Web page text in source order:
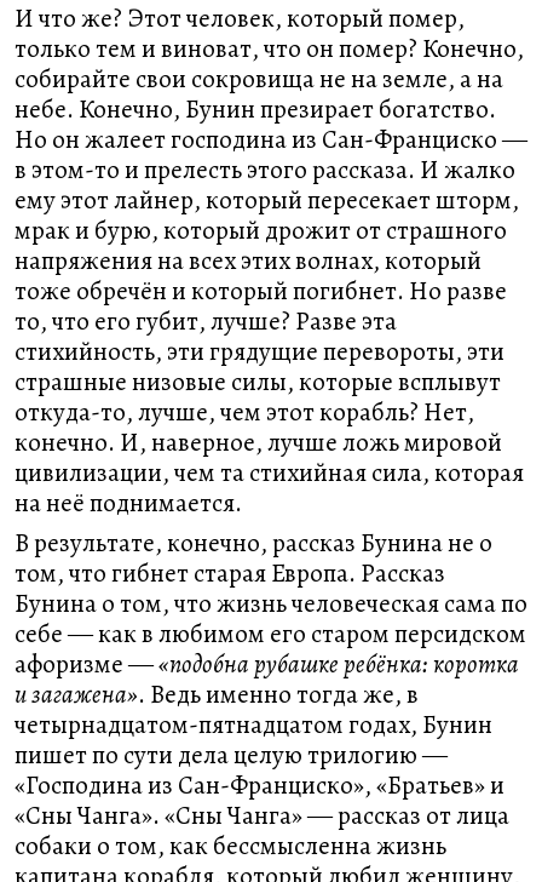
И что же? Этот человек, который помер,
только тем и виноват, что он помер? Конечно,
собирайте свои сокровища не на земле, а на
небе. Конечно, Бунин презирает богатство.
Но он жалеет господина из Сан-Франциско ―
в этом-то и прелесть этого рассказа. И жалко
ему этот лайнер, который пересекает шторм,
мрак и бурю, который дрожит от страшного
напряжения на всех этих волнах, который
тоже обречён и который погибнет. Но разве
то, что его губит, лучше? Разве эта
стихийность, эти грядущие перевороты, эти
страшные низовые силы, которые всплывут
откуда-то, лучше, чем этот корабль? Нет,
конечно. И, наверное, лучше ложь мировой
цивилизации, чем та стихийная сила, которая
на неё поднимается.
В результате, конечно, рассказ Бунина не о
том, что гибнет старая Европа. Рассказ
Бунина о том, что жизнь человеческая сама по
себе ― как в любимом его старом персидском
афоризме ―«подобна рубашке ребёнка: коротка
и загажена». Ведь именно тогда же, в
четырнадцатом-пятнадцатом годах, Бунин
пишет по сути дела целую трилогию ―
«Господина из Сан-Франциско», «Братьев» и
«Сны Чанга». «Сны Чанга» ― рассказ от лица
собаки о том, как бессмысленна жизнь